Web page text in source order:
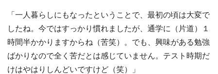
「一人暮らしにもなったということで、最初の頃は大変で
したね。今ではすっかり慣れましたが、通学に（片道）１
時間半かかりますからね（苦笑）。でも、興味がある勉強
ばかりなので全く苦だとは感じていません。テスト時期だ
けはやはりしんどいですけど（笑）」